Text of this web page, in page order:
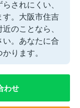
されにくい、
す。大阪市住吉
のことなら、
い。あなたに合
ります。
わせ